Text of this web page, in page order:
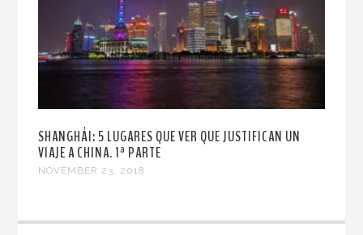
SHANGHÁI: 5 LUGARES QUE VER QUE JUSTIFICAN UN
VIAJE A CHINA. 1ª PARTE
NOVEMBER 23, 2018